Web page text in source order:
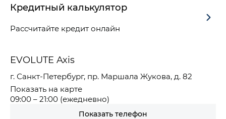
Кредитный калькулятор
Рассчитайте кредит онлайн
EVOLUTE Axis
г. Санкт-Петербург, пр. Маршала Жукова, д. 82
Показать на карте
09:00 – 21:00 (ежедневно)
Показать телефон